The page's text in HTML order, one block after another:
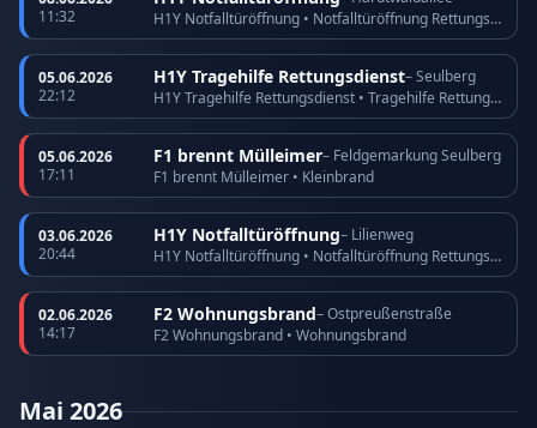
11:32
H1Y Notfalltüröffnung • Notfalltüröffnung Rettungsdienst
05.06.2026
22:12
H1Y Tragehilfe Rettungsdienst– Seulberg
H1Y Tragehilfe Rettungsdienst • Tragehilfe Rettungsdienst
05.06.2026
17:11
F1 brennt Mülleimer– Feldgemarkung Seulberg
F1 brennt Mülleimer • Kleinbrand
03.06.2026
20:44
H1Y Notfalltüröffnung– Lilienweg
H1Y Notfalltüröffnung • Notfalltüröffnung Rettungsdienst
02.06.2026
14:17
F2 Wohnungsbrand– Ostpreußenstraße
F2 Wohnungsbrand • Wohnungsbrand
Mai 2026